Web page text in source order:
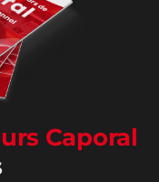
Caporal